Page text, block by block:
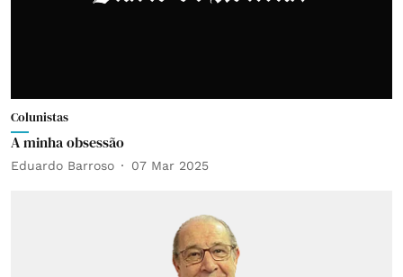
Colunistas
A minha obsessão
Eduardo Barroso 07 Mar 2025